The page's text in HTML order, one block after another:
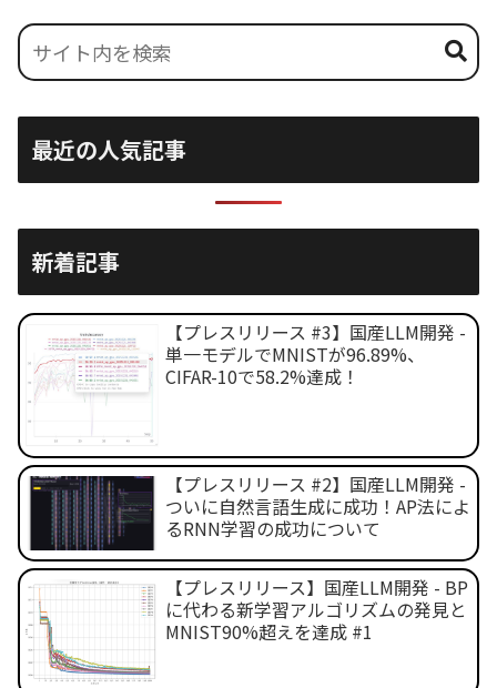
最近の人気記事
新着記事
【プレスリリース #3】国産LLM開発 -
単一モデルでMNISTが96.89%、
CIFAR-10で58.2%達成！
【プレスリリース #2】国産LLM開発 -
ついに自然言語生成に成功！AP法によ
るRNN学習の成功について
【プレスリリース】国産LLM開発 - BP
に代わる新学習アルゴリズムの発見と
MNIST90%超えを達成 #1